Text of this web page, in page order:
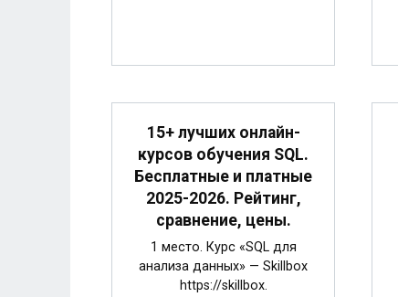
15+ лучших онлайн-
курсов обучения SQL.
Бесплатные и платные
2025-2026. Рейтинг,
сравнение, цены.
1 место. Курс «SQL для
анализа данных» — Skillbox
https://skillbox.